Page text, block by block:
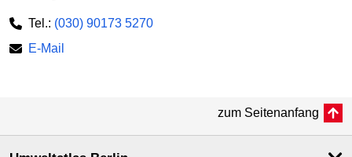
Tel.: (030) 90173 5270
E-Mail
zum Seitenanfang